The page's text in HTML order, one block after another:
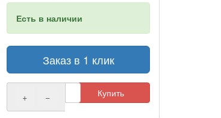
Есть в наличии
Заказ в 1 клик
+ − Купить